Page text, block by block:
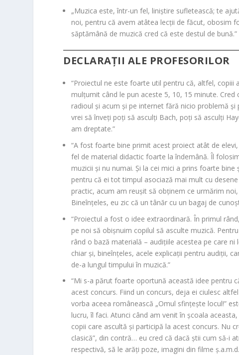
„Muzica este, într-un fel, liniștire sufletească; te
noi, pentru că avem atâtea lecții de făcut, obosim
săptămână de muzică cred că este destul de bună.”
DECLARAȚII ALE PROFESORILOR
“Proiectul ne este foarte util pentru că, altfel, copiii
mulțumit când le pun aceste 5, 10, 15 minute.
radioul și acum și pe internet fără nicio problemă
vrei să înveți poți să asculți Bach, poți să asculți
am dreptate.”
“A fost foarte bine primit acest proiect atât de
fel de material didactic foarte la îndemână. Îl
muzicii și nu numai. Și la cei mici a prins foarte
pentru că ei tot timpul asociază mai mult cu
practic, acum am reușit să obținem ce urmărim
Bineînțeles, eu zic că un tânăr cu un bagaj de
“Proiectul a fost o idee extraordinară. În primul
pe noi să obișnuim copilul să asculte muzică.
rând o bază materială – audițiile acestea pe care
chiar și, bineînțeles, acele explicații pentru audiții,
de-a lungul timpului în muzică.”
“Mi s-a părut foarte oportună această idee pentru
acest concurs. Fiind un concurs, deja ei ciulesc
vorba aceea românească „Omul sfințește locul!”
lucru, îl faci. Atunci când am venit în școala
copii care ascultă și participă la acest concurs. Nu
clasică”, din contră… eu cred că dacă știi cum să-i
respectivă, să le arăți poze, imagini din filme